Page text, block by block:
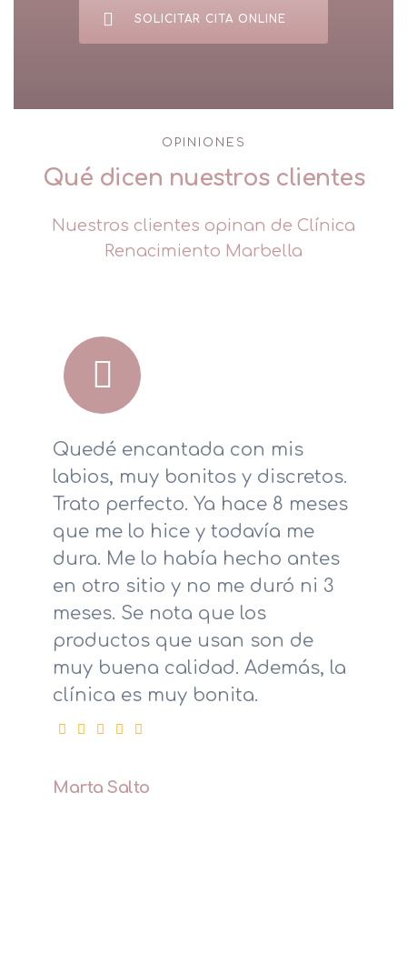
SOLICITAR CITA ONLINE
OPINIONES
Qué dicen nuestros clientes
Nuestros clientes opinan de Clínica
Renacimiento Marbella
Quedé encantada con mis
labios, muy bonitos y discretos.
Trato perfecto. Ya hace 8 meses
que me lo hice y todavía me
dura. Me lo había hecho antes
en otro sitio y no me duró ni 3
meses. Se nota que los
productos que usan son de
muy buena calidad. Además, la
clínica es muy bonita.
Marta Salto